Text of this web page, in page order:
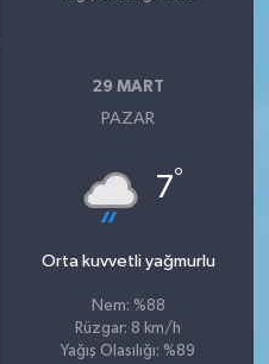
29 MART
PAZAR
7°
Orta kuvvetli yağmurlu
Nem: %88
Rüzgar: 8 km/h
Yağış Olasılığı: %89